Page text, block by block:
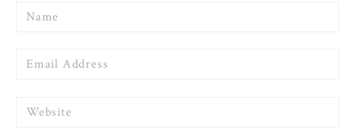
Name
Email
Website